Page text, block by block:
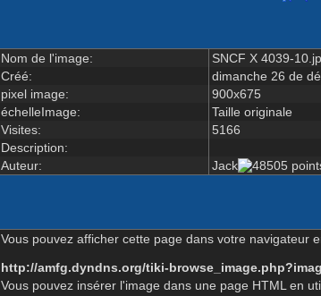
Nom de l'image:
SNCF X 4039-
Créé:
dimanche 26 de
pixel image:
900x675
échelleImage:
Taille originale
Visites:
5166
Description:
Auteur:
Jack
Vous pouvez afficher cette page dans votre navigateur
http://amfg.dyndns.org/tiki-
Vous pouvez insérer l'image dans une page HTML en